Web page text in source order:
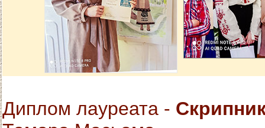
Диплом лауреата -